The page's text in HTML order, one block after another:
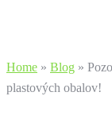
Home » Blog »
plastových obalov!